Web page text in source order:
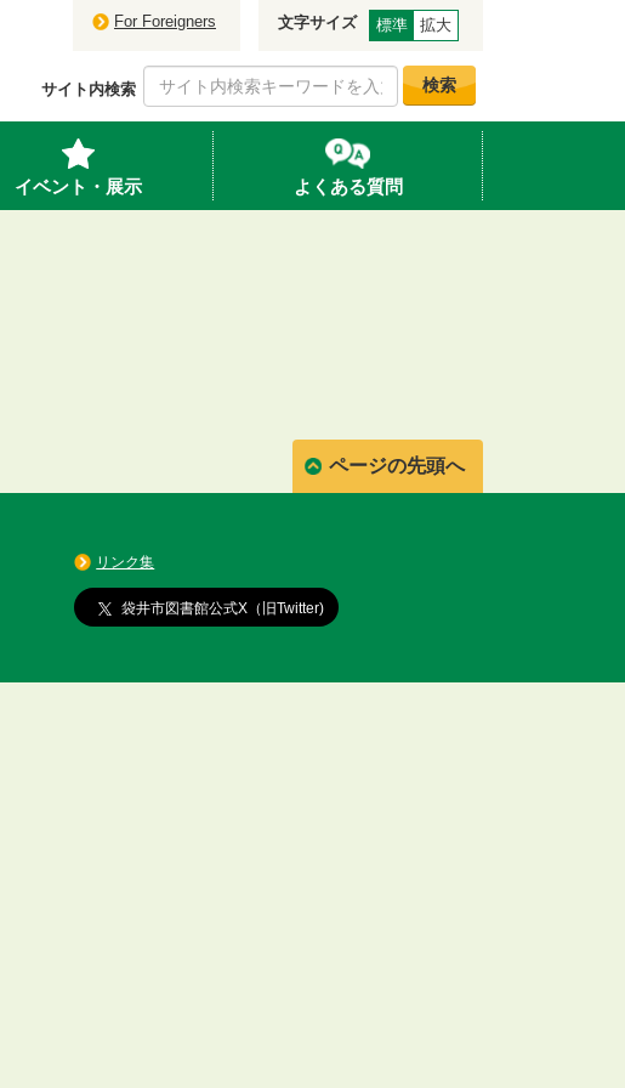
For Foreigners 文字サイズ 標準 拡大
サイト内検索 検索
イベント・展示 よくある質問
ページの先頭へ
リンク集
袋井市図書館公式X（旧Twitter)